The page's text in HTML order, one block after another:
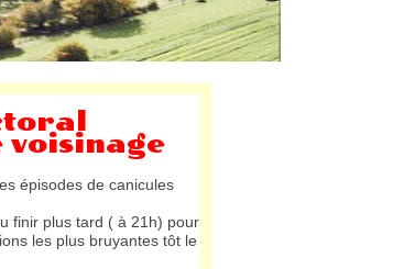
épisodes de canicules
finir plus tard ( à 21h) pour
les plus bruyantes tôt le